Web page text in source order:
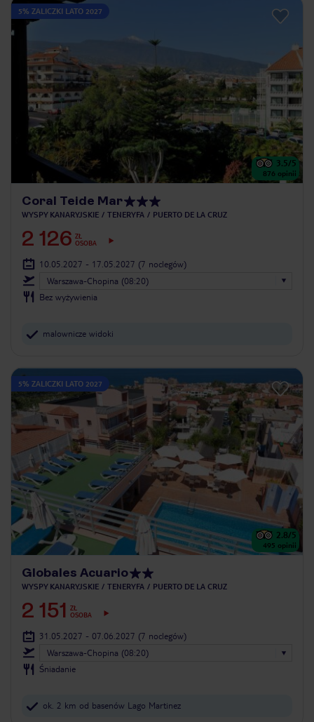
5% ZALICZKI LATO 2027
3.5/5
876 opinii
Coral Teide Mar
WYSPY KANARYJSKIE TENERYFA PUERTO DE LA CRUZ
2 126 ZŁ
OSOBA
10.05.2027 - 17.05.2027 (7 noclegów)
Warszawa-Chopina (08:20)
Bez wyżywienia
malownicze widoki
5% ZALICZKI LATO 2027
2.8/5
495 opinii
Globales Acuario
WYSPY KANARYJSKIE TENERYFA PUERTO DE LA CRUZ
2 151
ZŁ
OSOBA
31.05.2027 - 07.06.2027 (7 noclegów)
Warszawa-Chopina (08:20)
Śniadanie
ok. 2 km od basenów Lago Martinez